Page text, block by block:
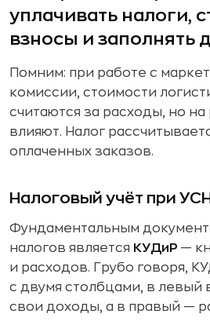
уплачивать налоги,
взносы и заполнять
Помним: при работе с
комиссии, стоимости
считаются за расходы, но
влияют. Налог
оплаченных заказов.
Налоговый учёт при
Фундаментальным
налогов является КУДиР —
и расходов. Грубо говоря,
с двумя столбцами, в левый
свои доходы, а в правый —